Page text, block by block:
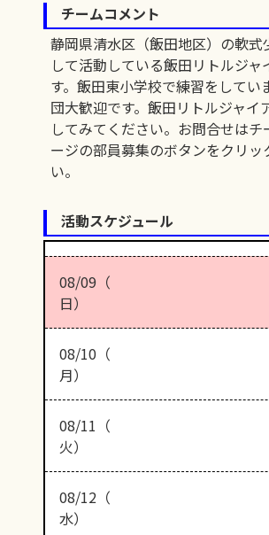
チームコメント
静岡県清水区（飯田地区）の軟式
して活動している飯田リトルジャ
す。飯田東小学校で練習をしてい
団大歓迎です。飯田リトルジャイ
してみてください。お問合せはチ
ージの部員募集のボタンをクリッ
い。
活動スケジュール
08/09（
日）
08/10（
月）
08/11（
火）
08/12（
水）